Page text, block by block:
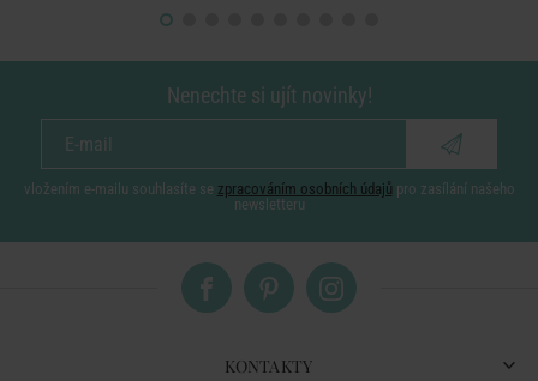
Nenechte si ujít novinky!
vložením e-mailu souhlasíte se zpracováním osobních údajů pro zasílání našeho
newsletteru
KONTAKTY